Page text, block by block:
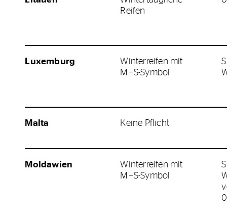
Reifen
Luxemburg
Winterreifen mit
M+S-Symbol
Malta Keine Pflicht
Moldawien
Winterreifen mit
M+S-Symbol